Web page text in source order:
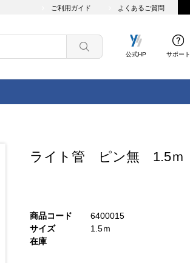
ご利用ガイド よくあるご質問
公式HP サポート
ライト管 ピン無 1.5ｍ
商品コード
6400015
サイズ
1.5ｍ
在庫